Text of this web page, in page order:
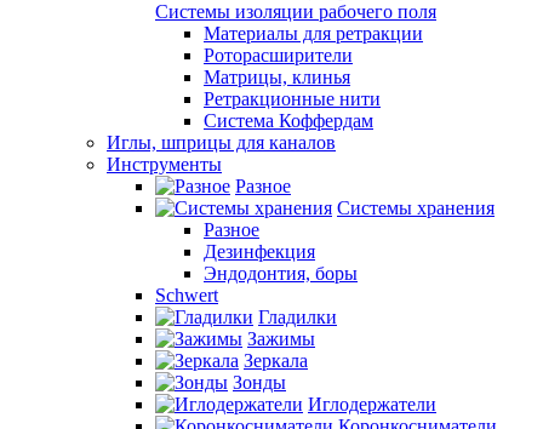
Системы изоляции рабочего поля
Материалы для ретракции
Роторасширители
Матрицы, клинья
Ретракционные нити
Система Коффердам
Иглы, шприцы для каналов
Инструменты
Разное
Системы хранения
Разное
Дезинфекция
Эндодонтия, боры
Schwert
Гладилки
Зажимы
Зеркала
Зонды
Иглодержатели